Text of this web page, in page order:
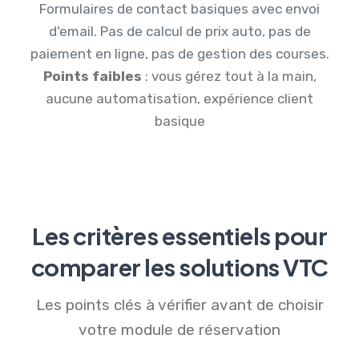
Formulaires de contact basiques avec envoi
d'email. Pas de calcul de prix auto, pas de
paiement en ligne, pas de gestion des courses.
Points faibles : vous gérez tout à la main,
aucune automatisation, expérience client
basique
Les critères essentiels pour
comparer les solutions VTC
Les points clés à vérifier avant de choisir
votre module de réservation